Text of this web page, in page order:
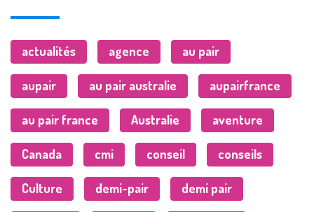
actualités agence au pair
aupair au pair australie aupairfrance
au pair france Australie aventure
Canada cmi conseil conseils
Culture demi-pair demi pair